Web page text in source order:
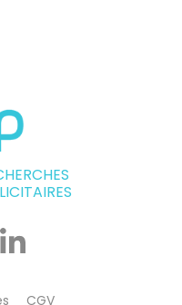
Linkedin
CGV